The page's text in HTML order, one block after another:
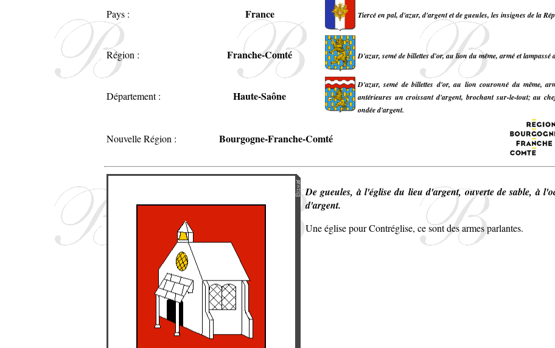
Pays : France Tiercé en pal, d'azur, d'argent et de gueules, les insignes de la
Région : Franche-Comté D'azur, semé de billettes d'or, au lion du même, armé et
Département : Haute-Saône
D'azur, semé de billettes d'or, au lion couronné du même,
antérieures un croissant d'argent, brochant sur-le-tout; au
ondée d'argent.
Nouvelle Région : Bourgogne-Franche-Comté
De gueules, à l'église du lieu d'argent, ouverte de sable, à
d'argent.
Une église pour Contréglise, ce sont des armes parlantes.